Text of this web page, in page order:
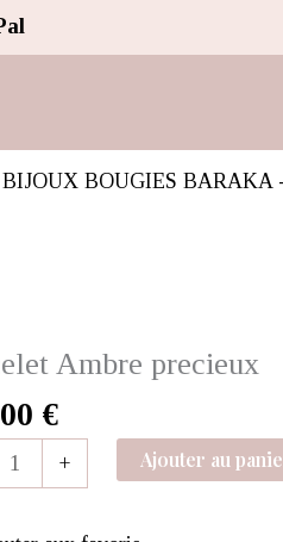
BIJOUX BOUGIES BARAKA
Ambre precieux
€
+ Ajouter au